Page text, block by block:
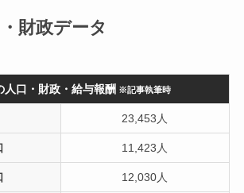
財政データ
人口・財政・給与報酬 ※記事執筆時
23,453人
11,423人
12,030人